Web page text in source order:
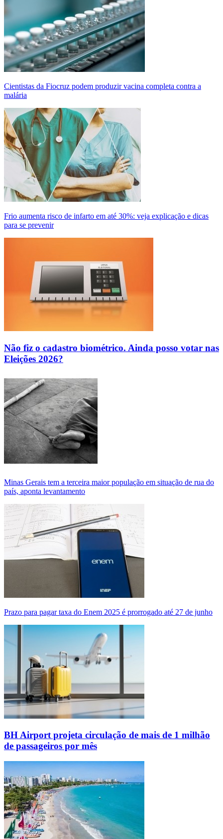
Cientistas da Fiocruz podem produzir vacina completa contra a
malária
Frio aumenta risco de infarto em até 30%: veja explicação e dicas
para se prevenir
Não fiz o cadastro biométrico. Ainda posso votar nas
Eleições 2026?
Minas Gerais tem a terceira maior população em situação de rua do
país, aponta levantamento
Prazo para pagar taxa do Enem 2025 é prorrogado até 27 de junho
BH Airport projeta circulação de mais de 1 milhão
de passageiros por mês